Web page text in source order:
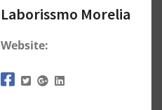
Laborissmo Morelia
Website: